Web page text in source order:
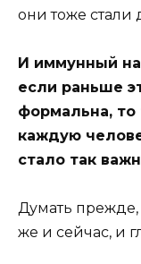
они тоже стали
И иммунный
если раньше
формальна, то
каждую
стало так
Думать прежде,
же и сейчас, и